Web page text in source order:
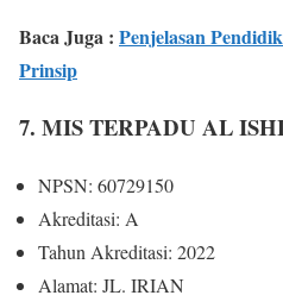
Baca Juga : Penjelasan
Prinsip
7. MIS TERPADU AL
NPSN: 60729150
Akreditasi: A
Tahun Akreditasi: 2022
Alamat: JL. IRIAN